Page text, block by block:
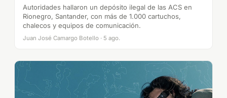
Autoridades hallaron un depósito ilegal de las ACS en
Rionegro, Santander, con más de 1.000 cartuchos,
chalecos y equipos de comunicación.
Juan José Camargo Botello · 5 ago.